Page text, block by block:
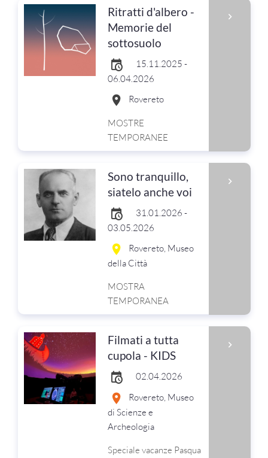
Ritratti d'albero -
Memorie del
sottosuolo
15.11.2025 -
06.04.2026
Rovereto
MOSTRE
TEMPORANEE
Sono tranquillo,
siatelo anche voi
31.01.2026 -
03.05.2026
Rovereto, Museo
della Città
MOSTRA
TEMPORANEA
Filmati a tutta
cupola - KIDS
02.04.2026
Rovereto, Museo
di Scienze e
Archeologia
Speciale vacanze Pasqua